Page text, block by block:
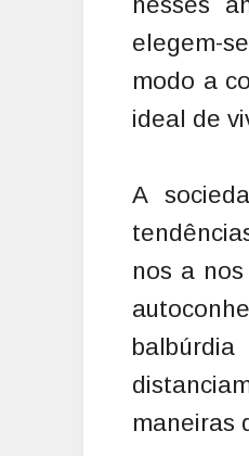
elegem-
modo a
ideal de
A
nos a
maneiras